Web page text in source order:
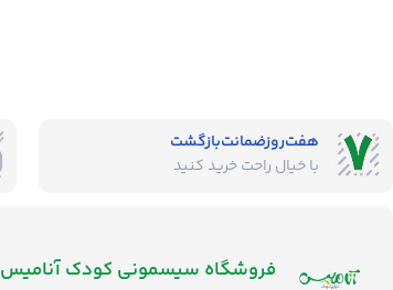
هفت‌روز‌ضمانت‌بازگشت
با خیال راحت خرید کنید
فروشگاه‌ سیسمونی کودک آنامیس